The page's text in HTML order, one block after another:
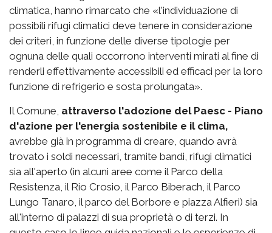
climatica, hanno rimarcato che «l'individuazione di
possibili rifugi climatici deve tenere in considerazione
dei criteri, in funzione delle diverse tipologie per
ognuna delle quali occorrono interventi mirati al fine di
renderli effettivamente accessibili ed efficaci per la loro
funzione di refrigerio e sosta prolungata».
Il Comune, attraverso l'adozione del Paesc - Piano
d'azione per l'energia sostenibile e il clima,
avrebbe già in programma di creare, quando avrà
trovato i soldi necessari, tramite bandi, rifugi climatici
sia all'aperto (in alcuni aree come il Parco della
Resistenza, il Rio Crosio, il Parco Biberach, il Parco
Lungo Tanaro, il parco del Borbore e piazza Alfieri) sia
all'interno di palazzi di sua proprietà o di terzi. In